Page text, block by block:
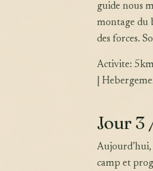
guide nous
montage du
des forces.
Activite:
|
Jour 3
Aujourd’hui,
camp et